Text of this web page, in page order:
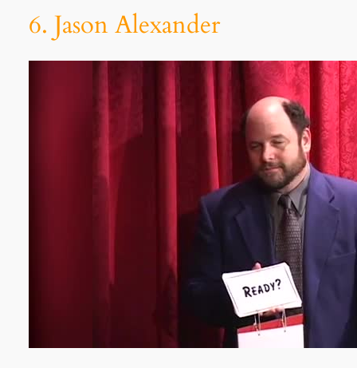
6. Jason Alexander